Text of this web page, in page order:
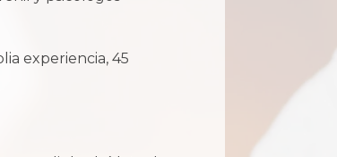
experiencia, 45